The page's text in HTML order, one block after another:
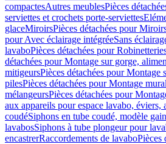
compactesAutres meublesPièces
serviettes et crochets porte-serviettes
glaceMiroirsPièces détachées pour
pour Avec éclairage intégréeSans
lavaboPièces détachées pour
détachées pour Montage sur gorge,
mitigeursPièces détachées pour
pilesPièces détachées pour Montage
mélangeursPièces détachées pour
aux appareils pour espace lavabo, éviers,
coudéSiphons en tube coudé, modèle
lavabosSiphons à tube plongeur pour
encastrerRaccordements de lavaboPièces